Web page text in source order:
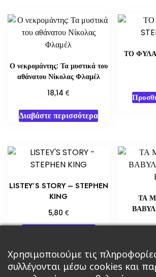
Ο νεκρομάντης: Τα μυστικά του
αθάνατου Νίκολας Φλαμέλ
18,14€
Διαβάστε περισσότερα
ΤΟ
LISTEY’S STORY – STEPHEN
KING
5,80 €
ΤΑ
Χρησιμοποιούμε τις
συλλέγονται μέσω cookies και